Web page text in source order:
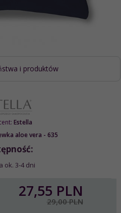
i produktów
Estella
aloe vera - 635
ok. 3-4 dni
27,55 PLN
29,00 PLN